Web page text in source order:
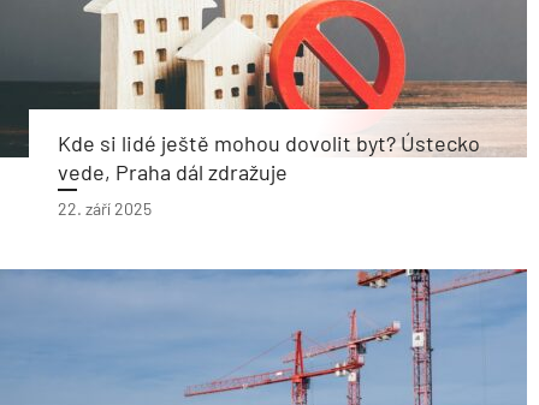
Kde si lidé ještě mohou dovolit byt? Ústecko
vede, Praha dál zdražuje
22. září 2025